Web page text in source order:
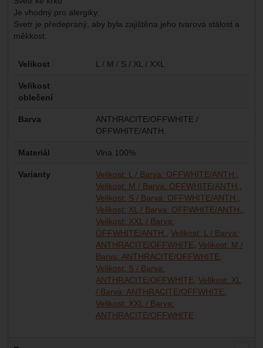
Je vhodný pro alergiky.
Svetr je předepraný, aby byla zajištěna jeho tvarová stálost a
měkkost.
Parametry
Velikost L / M / S / XL / XXL
Velikost
oblečení
Barva
ANTHRACITE/OFFWHITE /
OFFWHITE/ANTH.
Materiál Vlna 100%
Varianty
Velikost: L / Barva: OFFWHITE/ANTH.
Velikost: M / Barva: OFFWHITE/ANTH.
Velikost: S / Barva: OFFWHITE/ANTH.
Velikost: XL / Barva: OFFWHITE/ANTH.
Velikost: XXL / Barva:
OFFWHITE/ANTH.
Velikost: L / Barva:
ANTHRACITE/OFFWHITE Velikost: M /
Barva: ANTHRACITE/OFFWHITE
Velikost: S / Barva:
ANTHRACITE/OFFWHITE Velikost: XL
/ Barva: ANTHRACITE/OFFWHITE
Velikost: XXL / Barva:
ANTHRACITE/OFFWHITE